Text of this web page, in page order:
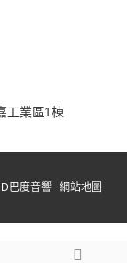
業區1棟
巴度音響 網站地圖